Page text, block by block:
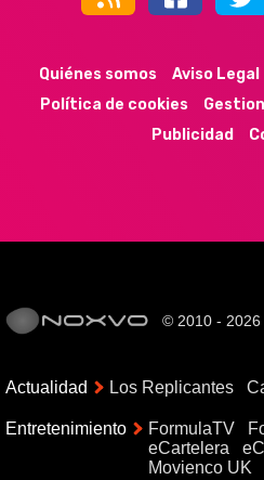
Quiénes somos Aviso Legal
Política de cookies
Publicidad
© 2010 - 2026
Actualidad Los Replicantes
Entretenimiento FormulaTV
eCartelera
Movienco UK